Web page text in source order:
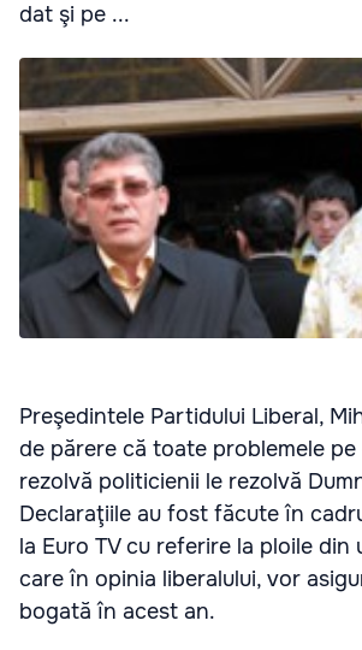
dat şi pe ...
Preşedintele Partidului Liberal,
de părere că toate problemele pe
rezolvă politicienii le rezolvă
Declaraţiile au fost făcute în
la Euro TV cu referire la ploile din
care în opinia liberalului, vor
bogată în acest an.